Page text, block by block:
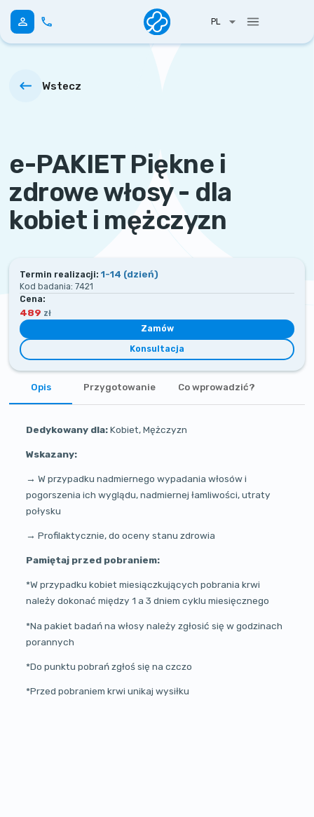
PL
Wstecz
e-PAKIET Piękne i
zdrowe włosy - dla
kobiet i mężczyzn
Opis Przygotowanie Co wprowadzić?
Dedykowany dla:Kobiet, Mężczyzn
Wskazany:
→W przypadku nadmiernego wypadania włosów i
pogorszenia ich wyglądu, nadmiernej łamliwości, utraty
połysku
→ Profilaktycznie, do oceny stanu zdrowia
Pamiętaj przed pobraniem:
*W przypadku kobiet miesiączkujących pobrania krwi
należy dokonać między 1 a 3 dniem cyklu miesięcznego
*Na pakiet badań na włosy należy zgłosić się w godzinach
porannych
*Do punktu pobrań zgłoś się na czczo
*Przed pobraniem krwi unikaj wysiłku
Termin realizacji: 1-14 (dzień)
Kod badania: 7421
Cena:
489 zł
Zamów
Konsultacja